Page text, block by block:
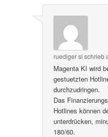
ruediger sl schrieb
Magenta KI wird
gestuetzten
durchzudringen.
Das
Hotlines können
unterdrücken,
180/60.